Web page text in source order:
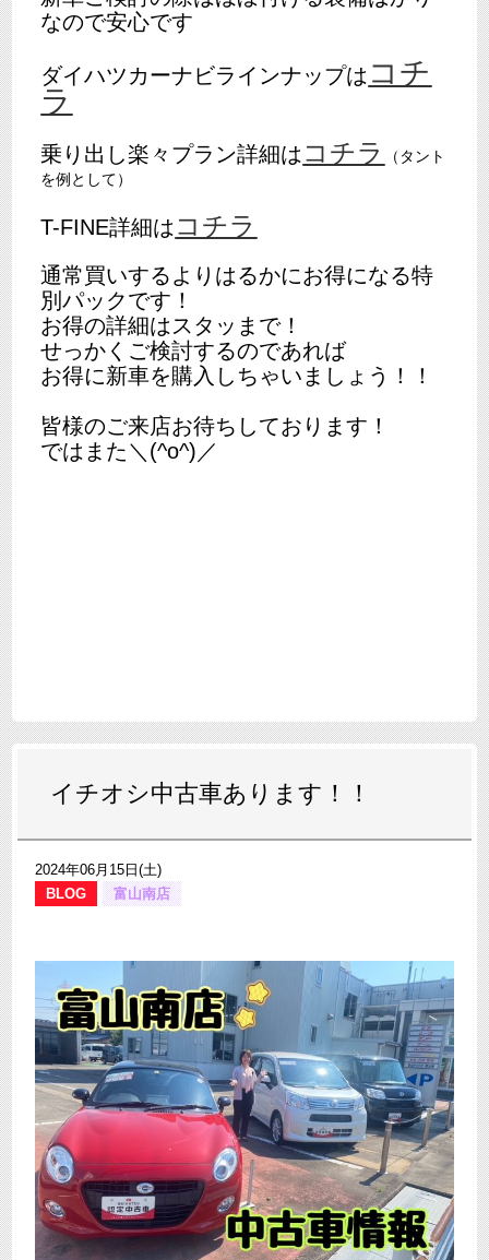
なので安心です
ダイハツカーナビラインナップは コチ
ラ
乗り出し楽々プラン詳細は コチラ
（タント
を例として）
T-FINE詳細は コチラ
通常買いするよりはるかにお得になる特
別パックです！
お得の詳細はスタッまで！
せっかくご検討するのであれば
お得に新車を購入しちゃいましょう！！
皆様のご来店お待ちしております！
ではまた＼(^o^)／
イチオシ中古車あります！！
2024年06月15日(土)
BLOG
富山南店